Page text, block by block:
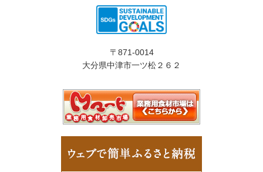
〒871-0014
大分県中津市一ツ松２６２